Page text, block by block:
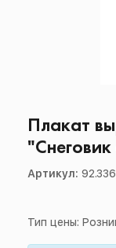
Плакат
Артикул:
Тип цены: